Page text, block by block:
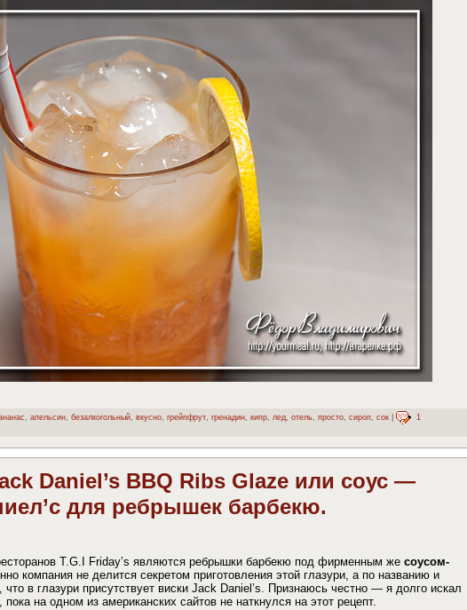
, апельсин, безалкогольный, вкусно, грейпфрут, гренадин, кипр, лед, отель, просто, сироп, сок
1
Daniel’s BBQ Ribs Glaze или соус —
для ребрышек барбекю.
T.G.I Friday’s являются ребрышки барбекю под фирменным же соусом-
компания не делится секретом приготовления этой глазури, а по названию и
в глазури присутствует виски Jack Daniel’s. Признаюсь честно — я долго искал
пока на одном из американских сайтов не наткнулся на этот рецепт.